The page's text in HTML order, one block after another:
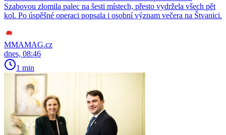
Szabovou zlomila palec na šesti místech, přesto vydržela všech pět
kol. Po úspěšné operaci popsala i osobní význam večera na Štvanici.
MMAMAG.cz
dnes, 08:46
1 min